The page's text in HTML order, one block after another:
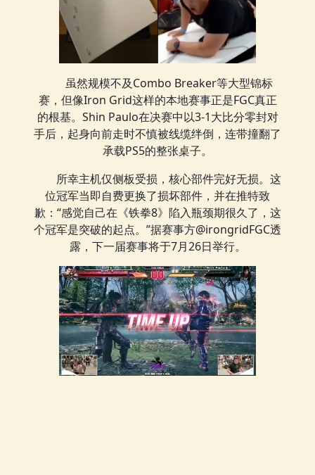
虽然规模不及Combo Breaker等大型锦标
赛，但像Iron Grid这样的本地赛事正是FGC真正
的根基。Shin Paulo在决赛中以3-1大比分零封对
手后，起身向前走时不慎被线缆绊倒，连带撞翻了
承载PS5的整张桌子。
所幸主机仅侧板受损，核心部件完好无损。这
位冠军当即自费更换了损坏部件，并在推特致
歉：“感觉自己在《铁拳8》陷入瓶颈期很久了，这
个冠军是突破的起点。”据赛事方@irongridFGC透
露，下一届赛事将于7月26日举行。